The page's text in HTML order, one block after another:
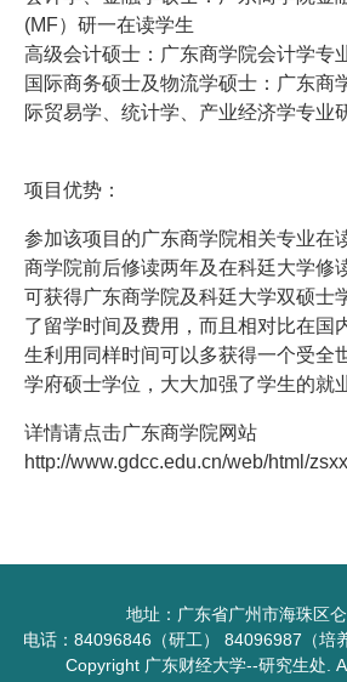
(MF）研一在读学生
高级会计硕士：广东商学院会计学专
国际商务硕士及物流学硕士：广东商
际贸易学、统计学、产业经济学专业
项目优势：
参加该项目的广东商学院相关专业在
商学院前后修读两年及在科廷大学修
可获得广东商学院及科廷大学双硕士
了留学时间及费用，而且相对比在国
生利用同样时间可以多获得一个受全
学府硕士学位，大大加强了学生的就
详情请点击广东商学院网站
http://www.gdcc.edu.cn/web/html/
地址：广东省广州市海珠区
电话：84096846（研工） 84096987（培
Copyright 广东财经大学--研究生处.